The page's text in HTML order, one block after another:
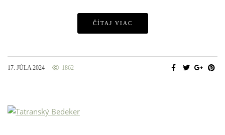
ČÍTAJ VIAC
17. JÚLA 2024 1862